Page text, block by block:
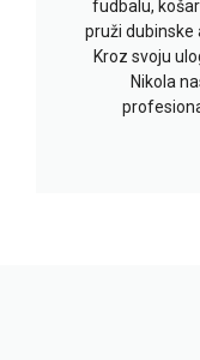
fudbalu,
pruži dubinske
Kroz svoju
Nikola